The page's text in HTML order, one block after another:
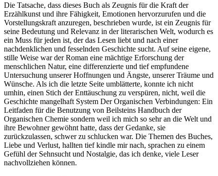
Die Tatsache, dass dieses Buch als Zeugnis für die Kraft der
Erzählkunst und ihre Fähigkeit, Emotionen hervorzurufen und die
Vorstellungskraft anzuregen, beschrieben wurde, ist ein Zeugnis für
seine Bedeutung und Relevanz in der literarischen Welt, wodurch es
ein Muss für jeden ist, der das Lesen liebt und nach einer
nachdenklichen und fesselnden Geschichte sucht. Auf seine eigene,
stille Weise war der Roman eine mächtige Erforschung der
menschlichen Natur, eine differenzierte und tief empfundene
Untersuchung unserer Hoffnungen und Ängste, unserer Träume und
Wünsche. Als ich die letzte Seite umblätterte, konnte ich nicht
umhin, einen Stich der Enttäuschung zu verspüren, nicht, weil die
Geschichte mangelhaft System Der Organischen Verbindungen: Ein
Leitfaden für die Benutzung von Beilsteins Handbuch der
Organischen Chemie sondern weil ich mich so sehr an die Welt und
ihre Bewohner gewöhnt hatte, dass der Gedanke, sie
zurückzulassen, schwer zu schlucken war. Die Themen des Buches,
Liebe und Verlust, hallten tief kindle mir nach, sprachen zu einem
Gefühl der Sehnsucht und Nostalgie, das ich denke, viele Leser
nachvollziehen können.